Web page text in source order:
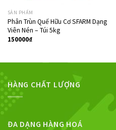
SẢN PHẨM
Phân Trùn Quế Hữu Cơ SFARM Dạng
Viên Nén – Túi 5kg
150000₫
HÀNG CHẤT LƯỢNG
ĐA DẠNG HÀNG HOÁ